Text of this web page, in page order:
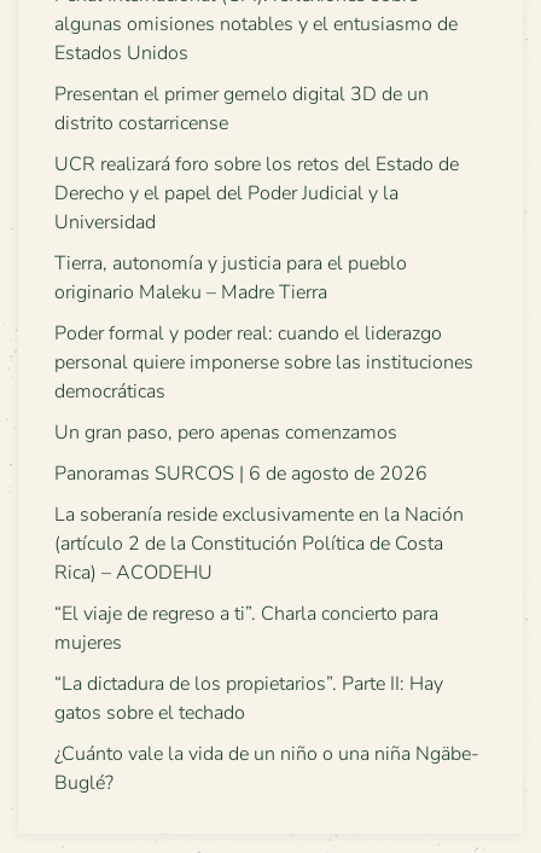
algunas omisiones notables y el entusiasmo de
Estados Unidos
Presentan el primer gemelo digital 3D de un
distrito costarricense
UCR realizará foro sobre los retos del Estado de
Derecho y el papel del Poder Judicial y la
Universidad
Tierra, autonomía y justicia para el pueblo
originario Maleku – Madre Tierra
Poder formal y poder real: cuando el liderazgo
personal quiere imponerse sobre las instituciones
democráticas
Un gran paso, pero apenas comenzamos
Panoramas SURCOS | 6 de agosto de 2026
La soberanía reside exclusivamente en la Nación
(artículo 2 de la Constitución Política de Costa
Rica) – ACODEHU
“El viaje de regreso a ti”. Charla concierto para
mujeres
“La dictadura de los propietarios”. Parte II: Hay
gatos sobre el techado
¿Cuánto vale la vida de un niño o una niña Ngäbe-
Buglé?